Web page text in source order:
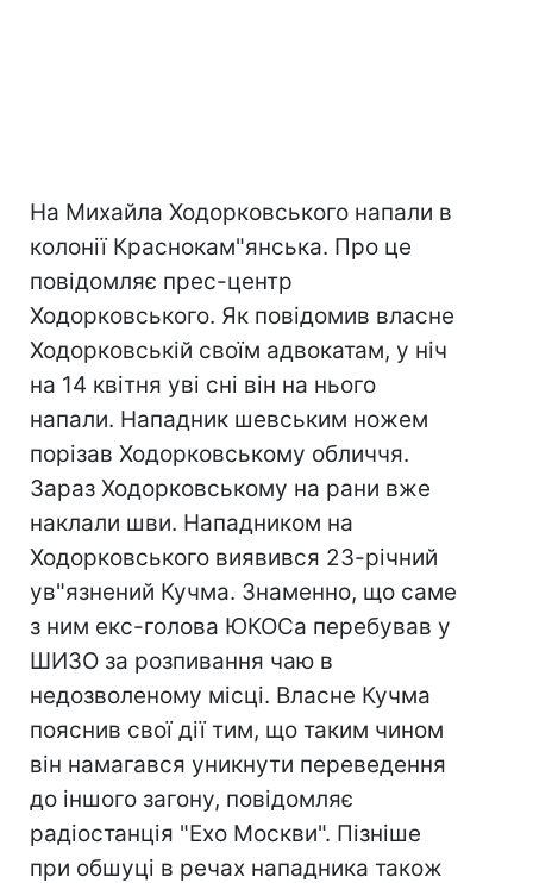
На Михайла Ходорковського напали в
колонії Краснокам"янська. Про це
повідомляє прес-центр
Ходорковського. Як повідомив власне
Ходорковській своїм адвокатам, у ніч
на 14 квітня уві сні він на нього
напали. Нападник шевським ножем
порізав Ходорковському обличчя.
Зараз Ходорковському на рани вже
наклали шви. Нападником на
Ходорковського виявився 23-річний
ув"язнений Кучма. Знаменно, що саме
з ним екс-голова ЮКОСа перебував у
ШИЗО за розпивання чаю в
недозволеному місці. Власне Кучма
пояснив свої дії тим, що таким чином
він намагався уникнути переведення
до іншого загону, повідомляє
радіостанція "Ехо Москви". Пізніше
при обшуці в речах нападника також